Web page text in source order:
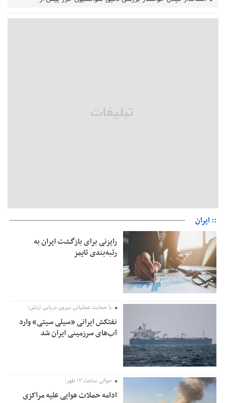
:: ایران
رایزنی برای بازگشت ایران به
رتبه‌بندی تایمز
با حمایت عملیاتی نیروی دریایی ارتش؛
نفتکش ایرانی «سیلی سیتی» وارد
آب‌های سرزمینی ایران شد
حوالی ساعت ۱۲ ظهر؛
ادامه حملات هوایی علیه مراکزی